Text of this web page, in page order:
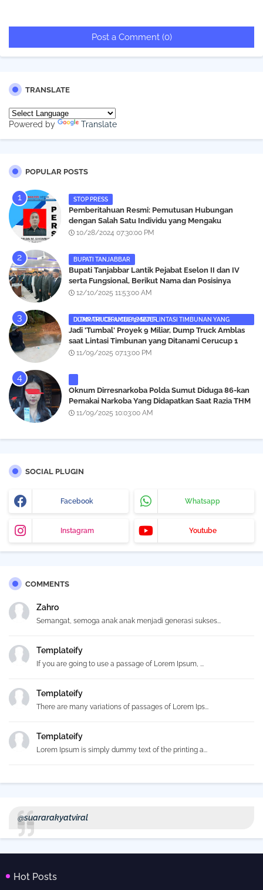
Post a Comment (0)
TRANSLATE
Powered by Translate
POPULAR POSTS
STOP PRESS
Pemberitahuan Resmi: Pemutusan Hubungan
dengan Salah Satu Individu yang Mengaku
Wartawan Analisismedia.com
10/28/2024 07:30:00 PM
BUPATI TANJABBAR
‎Bupati Tanjabbar Lantik Pejabat Eselon II dan IV
serta Fungsional, Berikut Nama dan Posisinya
12/10/2025 11:53:00 AM
DUMP TRUCK AMBLAS SAAT LINTASI TIMBUNAN YANG DITANAMI CERUCUP 3 METER
‎Jadi 'Tumbal' Proyek 9 Miliar, Dump Truck Amblas
saat Lintasi Timbunan yang Ditanami Cerucup 1
Meter
11/09/2025 07:13:00 PM
Oknum Dirresnarkoba Polda Sumut Diduga 86-kan
Pemakai Narkoba Yang Didapatkan Saat Razia THM
Black Owl, Propam Diminta Bertindak
11/09/2025 10:03:00 AM
SOCIAL PLUGIN
Facebook Whatsapp
Instagram Youtube
COMMENTS
Zahro
Semangat, semoga anak anak menjadi generasi sukses...
Templateify
If you are going to use a passage of Lorem Ipsum, ...
Templateify
There are many variations of passages of Lorem Ips...
Templateify
Lorem Ipsum is simply dummy text of the printing a...
@suararakyatviral
Hot Posts